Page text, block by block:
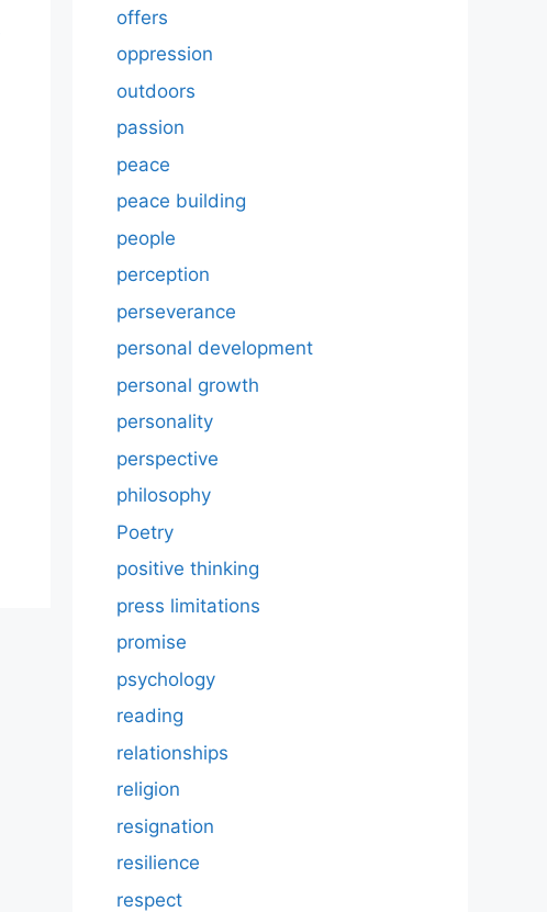
offers
oppression
outdoors
passion
peace
peace building
people
perception
perseverance
personal development
personal growth
personality
perspective
philosophy
Poetry
positive thinking
press limitations
promise
psychology
reading
relationships
religion
resignation
resilience
respect